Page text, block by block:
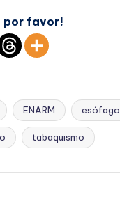
por favor!
ENARM esófago
tabaquismo